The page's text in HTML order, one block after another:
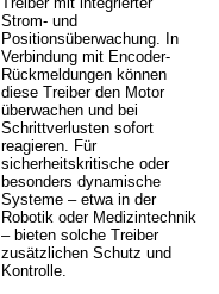
Strom- und
Positionsüberwachung. In
Verbindung mit Encoder-
Rückmeldungen können
diese Treiber den Motor
überwachen und bei
Schrittverlusten sofort
reagieren. Für
sicherheitskritische oder
besonders dynamische
Systeme – etwa in der
Robotik oder Medizintechnik
– bieten solche Treiber
zusätzlichen Schutz und
Kontrolle.